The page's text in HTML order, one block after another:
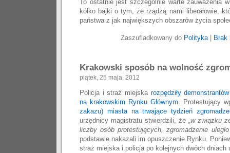
To ostatnie jest szczególnie warte zauważenia
kółko bajki o tym, że rządzą nami liberałowie,
państwa z jak największych obszarów życia
Zaszufladkowany do Polityka| Brak
Krakowski sposób na wolność
piątek, 25 maja, 2012
Policja i straż miejska rozpędziły
na krakowskim Rynku Głównym. Protestujący
zakazu) miasta na trwające tydzień
urzędnicy magistratu stwierdzili, że „w związku
liczby osób protestujących, zgromadzenie uległo
podstawie nakazali im opuszczenie Rynku.
straż miejska i policja po kolejnych dwóch dniach